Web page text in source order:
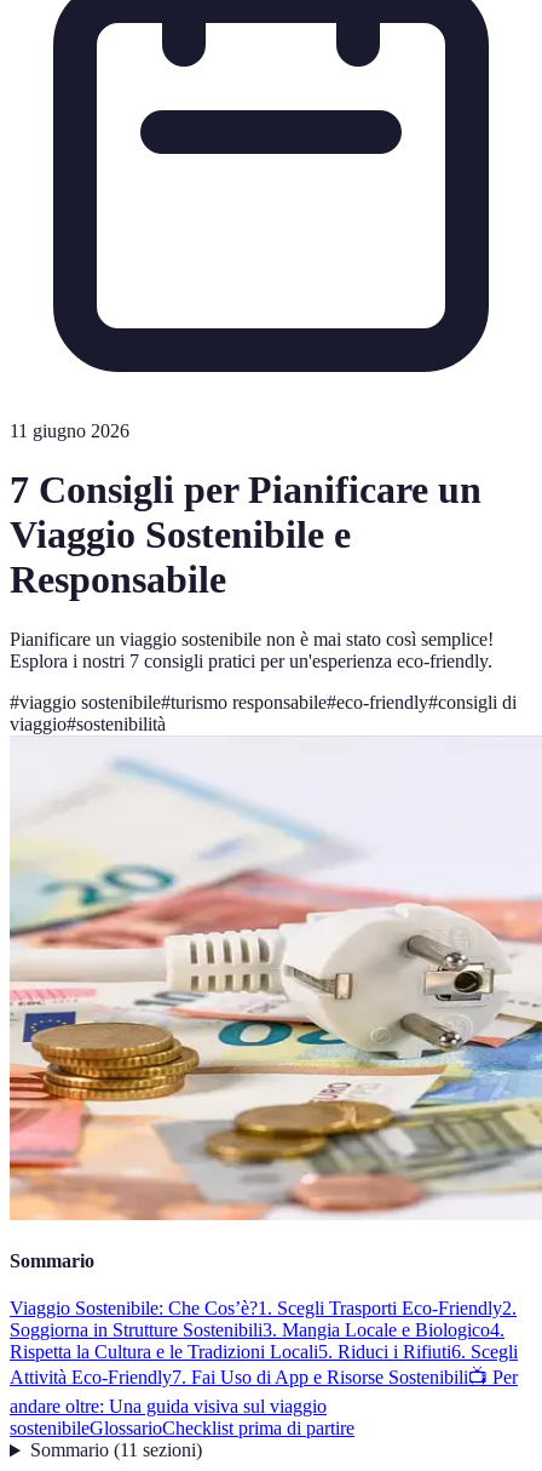
11 giugno 2026
7 Consigli per Pianificare un
Viaggio Sostenibile e
Responsabile
Pianificare un viaggio sostenibile non è mai stato così semplice!
Esplora i nostri 7 consigli pratici per un'esperienza eco-friendly.
#viaggio sostenibile#turismo responsabile#eco-friendly#consigli di
viaggio#sostenibilità
Sommario
Viaggio Sostenibile: Che Cos’è?1. Scegli Trasporti Eco-Friendly2.
Soggiorna in Strutture Sostenibili3. Mangia Locale e Biologico4.
Rispetta la Cultura e le Tradizioni Locali5. Riduci i Rifiuti6. Scegli
Attività Eco-Friendly7. Fai Uso di App e Risorse Sostenibili📺 Per
andare oltre: Una guida visiva sul viaggio
sostenibileGlossarioChecklist prima di partire
Sommario(11 sezioni)